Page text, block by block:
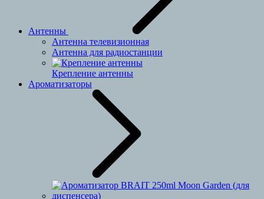
Антенны
Антенна телевизионная
Антенна для радиостанции
Крепление антенны
Ароматизаторы